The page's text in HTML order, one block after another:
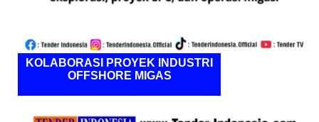
KOLABORASI PROYEK INDUSTRI
OFFSHORE MIGAS